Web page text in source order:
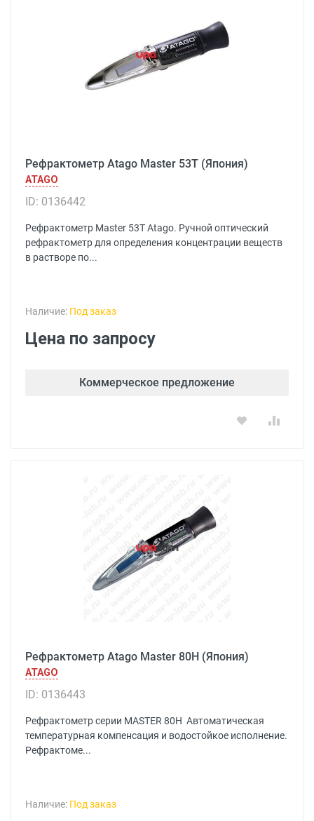
Рефрактометр Atago Master 53T (Япония)
ATAGO
ID: 0136442
Рефрактометр Master 53T Atago. Ручной оптический
рефрактометр для определения концентрации веществ
в растворе по...
Наличие: Под заказ
Цена по запросу
Коммерческое предложение
Рефрактометр Atago Master 80H (Япония)
ATAGO
ID: 0136443
Рефрактометр серии MASTER 80H Автоматическая
температурная компенсация и водостойкое исполнение.
Рефрактоме...
Наличие: Под заказ